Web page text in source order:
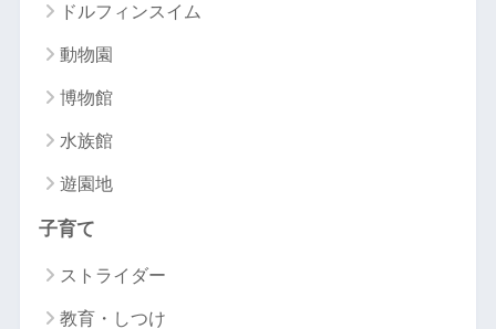
ドルフィンスイム
動物園
博物館
水族館
遊園地
子育て
ストライダー
教育・しつけ